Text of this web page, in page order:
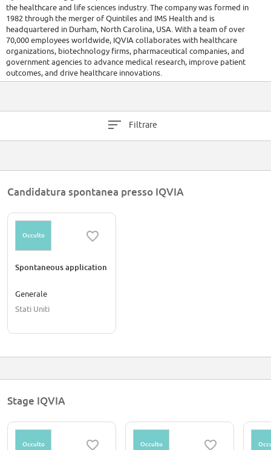
the healthcare and life sciences industry. The company was formed in
1982 through the merger of Quintiles and IMS Health and is
headquartered in Durham, North Carolina, USA. With a team of over
70,000 employees worldwide, IQVIA collaborates with healthcare
organizations, biotechnology firms, pharmaceutical companies, and
government agencies to advance medical research, improve patient
outcomes, and drive healthcare innovations.
company has raised a total of $1B in funding over 2 rounds.
Filtrare
Candidatura spontanea presso IQVIA
Occulto
Spontaneous application
Generale
Stati Uniti
Stage IQVIA
Occulto Occulto